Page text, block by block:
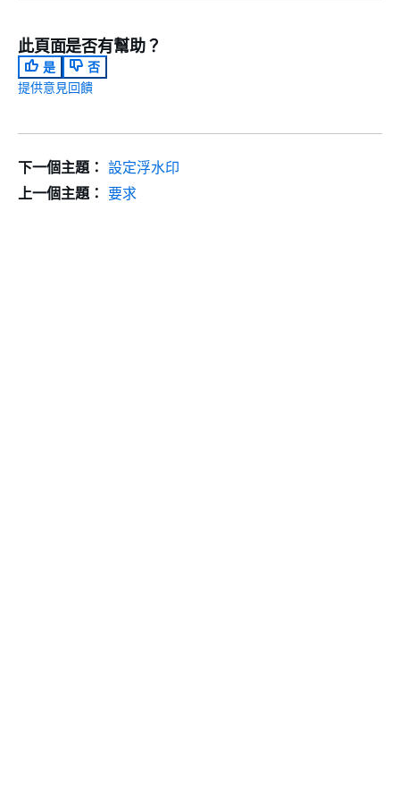
此頁面是否有幫助？
是
否
提供意見回饋
下一個主題： 設定浮水印
上一個主題： 要求